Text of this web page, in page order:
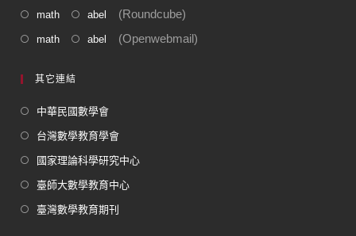
math abel (Roundcube)
math abel (Openwebmail)
其它連結
中華民國數學會
台灣數學教育學會
國家理論科學研究中心
臺師大數學教育中心
臺灣數學教育期刊